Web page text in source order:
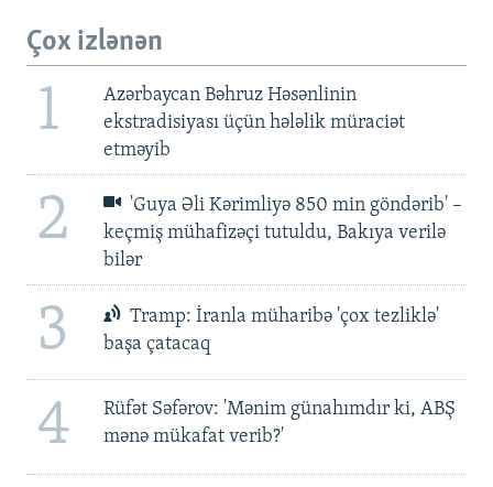
Çox izlənən
1
Azərbaycan Bəhruz Həsənlinin
ekstradisiyası üçün hələlik müraciət
etməyib
2
'Guya Əli Kərimliyə 850 min göndərib' –
keçmiş mühafizəçi tutuldu, Bakıya verilə
bilər
3
Tramp: İranla müharibə 'çox tezliklə'
başa çatacaq
4
Rüfət Səfərov: 'Mənim günahımdır ki, ABŞ
mənə mükafat verib?'